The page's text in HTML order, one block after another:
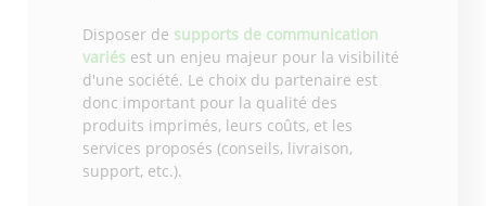
Disposer de supports de communication
variés est un enjeu majeur pour la visibilité
d'une société. Le choix du partenaire est
donc important pour la qualité des
produits imprimés, leurs coûts, et les
services proposés (conseils, livraison,
support, etc.).